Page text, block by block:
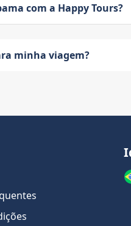
com a Happy Tours?
minha viagem?